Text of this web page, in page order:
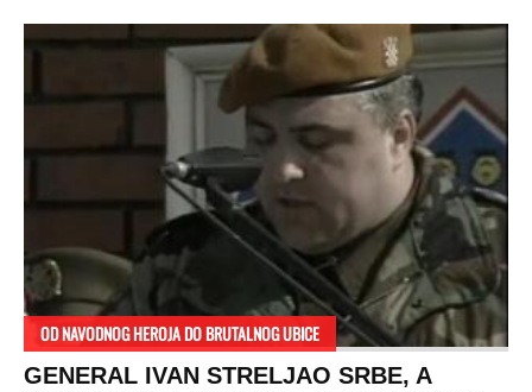
OD NAVODNOG HEROJA DO BRUTALNOG UBICE
GENERAL IVAN STRELJAO SRBE, A